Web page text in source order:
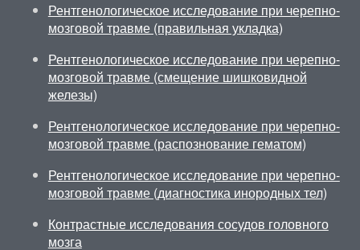
Рентгенологическое исследование при черепно-
мозговой травме (правильная укладка)
Рентгенологическое исследование при черепно-
мозговой травме (смещение шишковидной
железы)
Рентгенологическое исследование при черепно-
мозговой травме (распознование гематом)
Рентгенологическое исследование при черепно-
мозговой травме (диагностика инородных тел)
Контрастные исследования сосудов головного
мозга